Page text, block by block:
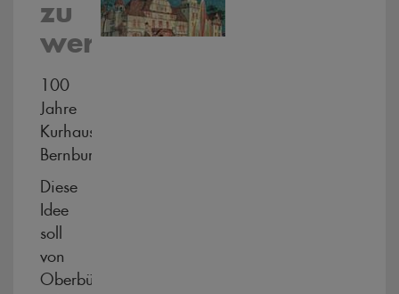
zu
werden
100
Jahre
Kurhaus
Bernburg
Diese
Idee
soll
von
Oberbürgermeister